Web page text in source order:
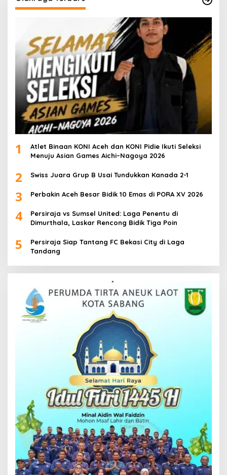
1
Atlet Binaan KONI Aceh dan KONI Pidie Ikuti Seleksi
Menuju Asian Games Aichi–Nagoya 2026
2 Swiss Juara Grup B Usai Tundukkan Kanada 2-1
3 Perbakin Aceh Besar Bidik 10 Emas di PORA XV 2026
4
Persiraja vs Sumsel United: Laga Penentu di
Dimurthala, Laskar Rencong Bidik Tiga Poin
5
Persiraja Siap Tantang FC Bekasi City di Laga
Tandang